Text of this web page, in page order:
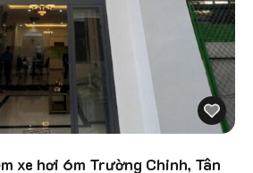
xe hơi 6m Trường Chinh, Tân